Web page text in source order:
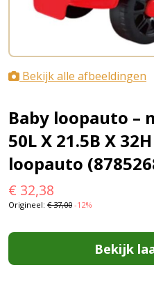
Bekijk alle afbeeldingen
Baby loopauto –
50L X 21.5B X
loopauto
€ 32,38
Origineel: €37,00 -12%
Bekijk